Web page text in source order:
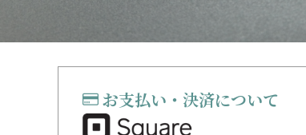
お支払い・決済について